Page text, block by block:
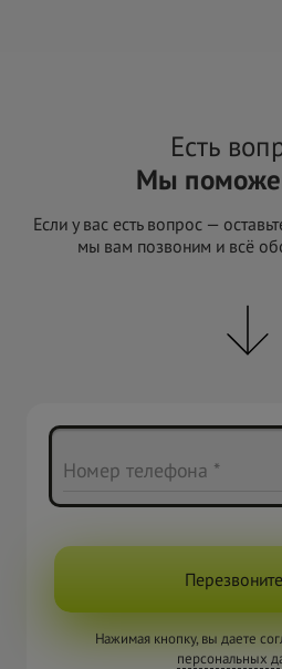
Есть
Мы
Если у вас есть вопрос —
мы вам позвоним и всё
Номер телефона *
Нажимая кнопку, вы даете
персональных